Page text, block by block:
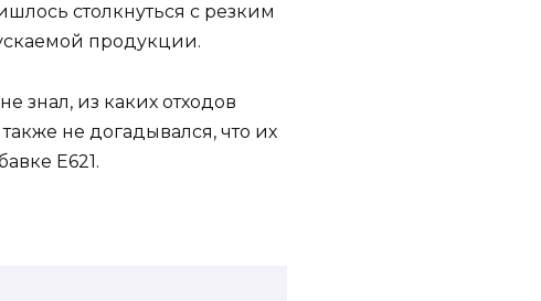
столкнуться с резким
продукции.
знал, из каких отходов
не догадывался, что их
E621.